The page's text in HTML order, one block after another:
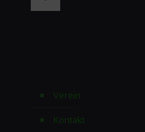
Verein
Kontakt